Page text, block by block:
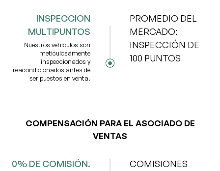
INSPECCION
MULTIPUNTOS
Nuestros vehículos son
meticulosamente
inspeccionados y
reacondicionados antes de
ser puestos en venta.
PROMEDIO DEL
MERCADO:
INSPECCIÓN DE
100 PUNTOS
COMPENSACIÓN PARA EL ASOCIADO DE
VENTAS
0% DE COMISIÓN.
COMISIONES